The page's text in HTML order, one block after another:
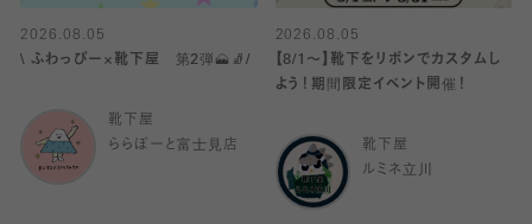
2026.08.05
\ ふわっぴー×靴下屋 第2弾🗻🧦/
靴下屋
ららぽーと富士見店
2026.08.05
【8/1〜】靴下をリボンでカスタムし
よう！期間限定イベント開催！
靴下屋
ルミネ立川